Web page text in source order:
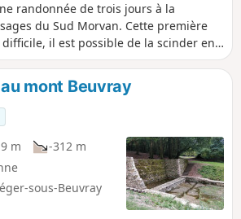
randonnée de trois jours à la
du Sud Morvan. Cette première
il est possible de la scinder en
Rivière" tout près du Crot Morin. Les
sont un site sensible classé Natura
de le préserver et de se montrer
ne peut être emprunté que si la
jamais après un orage, neige ou glace.
si besoin.
mont Beuvray
m
-312 m
sous-Beuvray